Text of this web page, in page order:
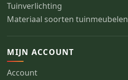
Tuinverlichting
Materiaal soorten tuinmeubelen
MIJN ACCOUNT
Account